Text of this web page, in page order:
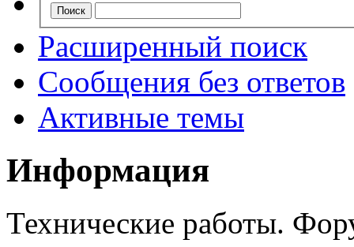
Расширенный поиск
Сообщения без ответов
Активные темы
Информация
Технические работы.